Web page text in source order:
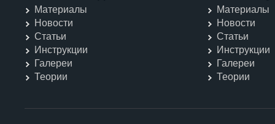
Материалы
Новости
Статьи
Инструкции
Галереи
Теории
Материалы
Новости
Статьи
Инструкции
Галереи
Теории